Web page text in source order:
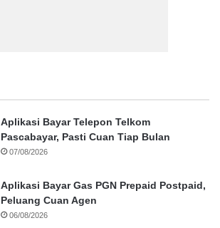
Aplikasi Bayar Telepon Telkom
Pascabayar, Pasti Cuan Tiap Bulan
07/08/2026
Aplikasi Bayar Gas PGN Prepaid Postpaid,
Peluang Cuan Agen
06/08/2026